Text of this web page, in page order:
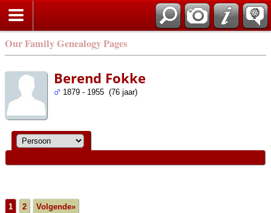
Our Family Genealogy Pages
Berend Fokke
1879 - 1955 (76 jaar)
1 2 Volgende»